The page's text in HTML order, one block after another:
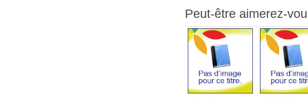
Peut-être aimerez-